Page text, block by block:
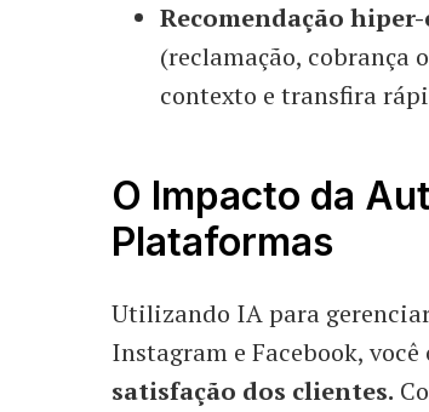
Recomendação
(reclamação, cobrança
contexto e transfira
O Impacto da
Plataformas
Utilizando IA para
Instagram e Facebook, você
satisfação dos clientes.